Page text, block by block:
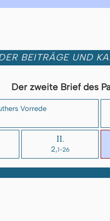
BEITRÄGE UND
Der zweite Brief des
Vorrede
II.
2,1-26